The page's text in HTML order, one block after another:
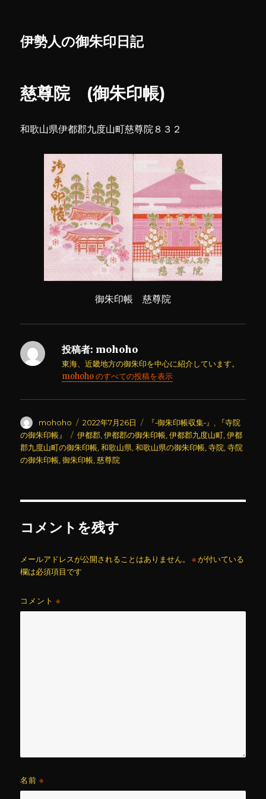
伊勢人の御朱印日記
慈尊院 (御朱印帳)
和歌山県伊都郡九度山町慈尊院８３２
御朱印帳 慈尊院
投稿者: mohoho
東海、近畿地方の御朱印を中心に紹介しています。
mohoho のすべての投稿を表示
投
稿
者
mohoho
投
稿
日:
2022年7月26日
カ
テ
ゴ
『‐御朱印帳収集‐』
『寺院
の御朱印帳』
タ
グ
伊都郡 ,伊都郡の御朱印帳 ,伊都郡九度山町 ,伊都
郡九度山町の御朱印帳 ,和歌山県 ,和歌山県の御朱印帳 ,寺院 ,寺院
の御朱印帳 ,御朱印帳 ,慈尊院
コメントを残す
メールアドレスが公開されることはありません。 ※が付いている
欄は必須項目です
コメント※
名前※